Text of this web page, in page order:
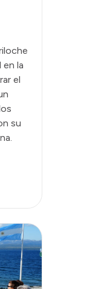
en la
el
su